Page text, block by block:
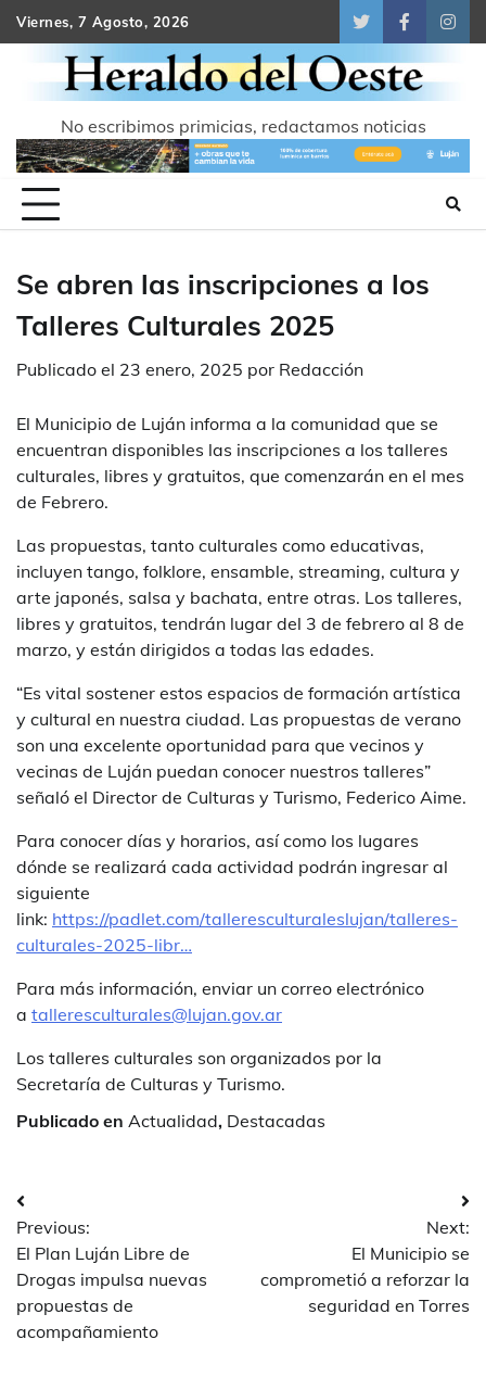
Skip
to
content
Viernes, 7 Agosto, 2026
TwitterFacebook
No escribimos primicias, redactamos noticias
Se abren las inscripciones a los
Talleres Culturales 2025
Publicado el 23 enero, 2025 por Redacción
El Municipio de Luján informa a la comunidad que se
encuentran disponibles las inscripciones a los talleres
culturales, libres y gratuitos, que comenzarán en el mes
de Febrero.
Las propuestas, tanto culturales como educativas,
incluyen tango, folklore, ensamble, streaming, cultura y
arte japonés, salsa y bachata, entre otras. Los talleres,
libres y gratuitos, tendrán lugar del 3 de febrero al 8 de
marzo, y están dirigidos a todas las edades.
“Es vital sostener estos espacios de formación artística
y cultural en nuestra ciudad. Las propuestas de verano
son una excelente oportunidad para que vecinos y
vecinas de Luján puedan conocer nuestros talleres”
señaló el Director de Culturas y Turismo, Federico Aime.
Para conocer días y horarios, así como los lugares
dónde se realizará cada actividad podrán ingresar al
siguiente
link: https://padlet.com/talleresculturaleslujan/talleres-
culturales-2025-libr…
Para más información, enviar un correo electrónico
a talleresculturales@lujan.gov.ar
Los talleres culturales son organizados por la
Secretaría de Culturas y Turismo.
Publicado en Actualidad, Destacadas
Navegación
de
entradas
Previous:
El Plan Luján Libre de
Drogas impulsa nuevas
propuestas de
acompañamiento
Next:
El Municipio se
comprometió a reforzar la
seguridad en Torres